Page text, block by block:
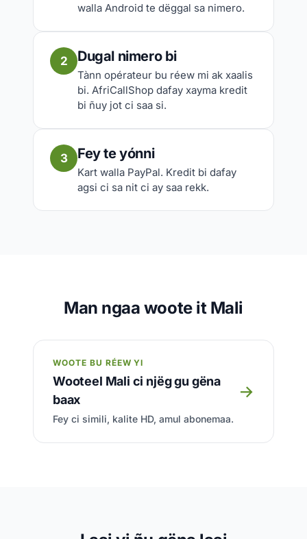
walla Android te dëggal sa nimero.
2 Dugal nimero bi
Tànn opérateur bu réew mi ak xaalis
bi. AfriCallShop dafay xayma kredit
bi ñuy jot ci saa si.
3 Fey te yónni
Kart walla PayPal. Kredit bi dafay
agsi ci sa nit ci ay saa rekk.
Man ngaa woote it Mali
WOOTE BU RÉEW YI
Wooteel Mali ci njëg gu gëna
baax
Fey ci simili, kalite HD, amul abonemaa.
→